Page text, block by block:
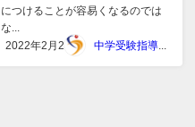
につけることが容易くなるのでは
な...
2022年2月25日